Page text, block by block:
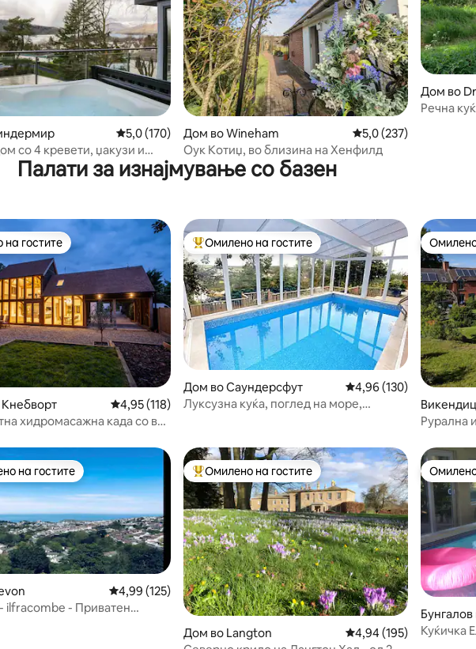
5, 455 рецензии
Просечна оцена: 5,0 од 5, 170 рецензии
5,0 (170)
со 4 кревети, џакузи и
езеро - миленичињата се
Дом во Wineham Просечна оцена: 5,0
5,0 (237)
Оук Котиџ, во близина на Хенфилд
Дом во
Речна
Палати за изнајмување со базен
5, 122 рецензии
гостите
гостите
Просечна оцена: 4,95 од 5, 118 рецензии
4,95 (118)
хидромасажна када со воз
Меѓу најуспешните „Омилени на гостите“
Омилено на гостите
Дом во Саундерсфут Просечна оцена: 4,96
4,96 (130)
Луксузна куќа, поглед на море,
re
Рурална
5, 171 рецензии
„Омилени на гостите“
на гостите
Просечна оцена: 4,99 од 5, 125 рецензии
4,99 (125)
ilfracombe - Приватен
Меѓу најуспешните „Омилени на гостите“
Омилено на гостите
Дом во Langton Просечна оцена: 4,94
4,94 (195)
Куќичка